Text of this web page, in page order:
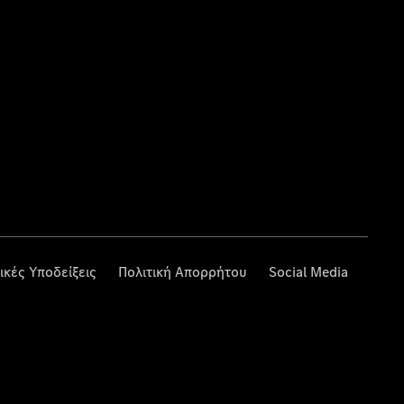
Υποδείξεις Πολιτική Απορρήτου Social Media